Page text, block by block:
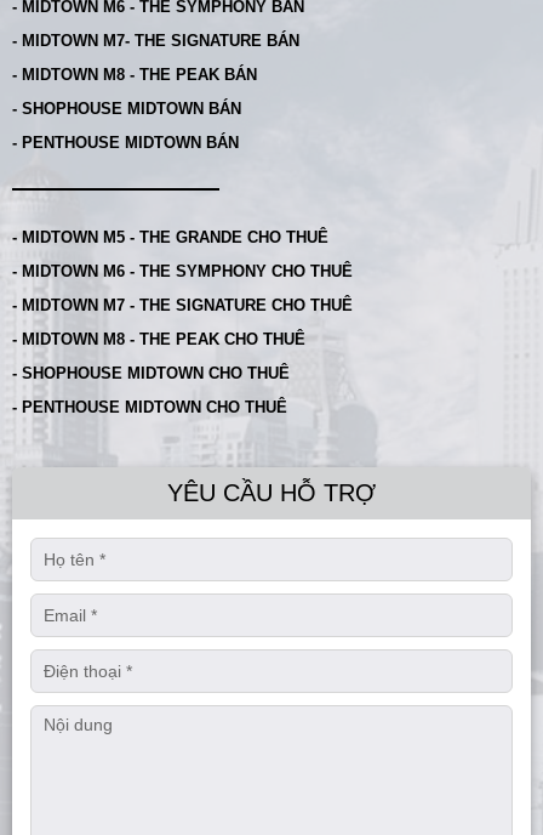
- MIDTOWN M6 - THE SYMPHONY BÁN
- MIDTOWN M7- THE SIGNATURE BÁN
- MIDTOWN M8 - THE PEAK BÁN
- SHOPHOUSE MIDTOWN BÁN
- PENTHOUSE MIDTOWN BÁN
- MIDTOWN M5 - THE GRANDE CHO THUÊ
- MIDTOWN M6 - THE SYMPHONY CHO THUÊ
- MIDTOWN M7 - THE SIGNATURE CHO THUÊ
- MIDTOWN M8 - THE PEAK CHO THUÊ
- SHOPHOUSE MIDTOWN CHO THUÊ
- PENTHOUSE MIDTOWN CHO THUÊ
YÊU CẦU HỖ TRỢ